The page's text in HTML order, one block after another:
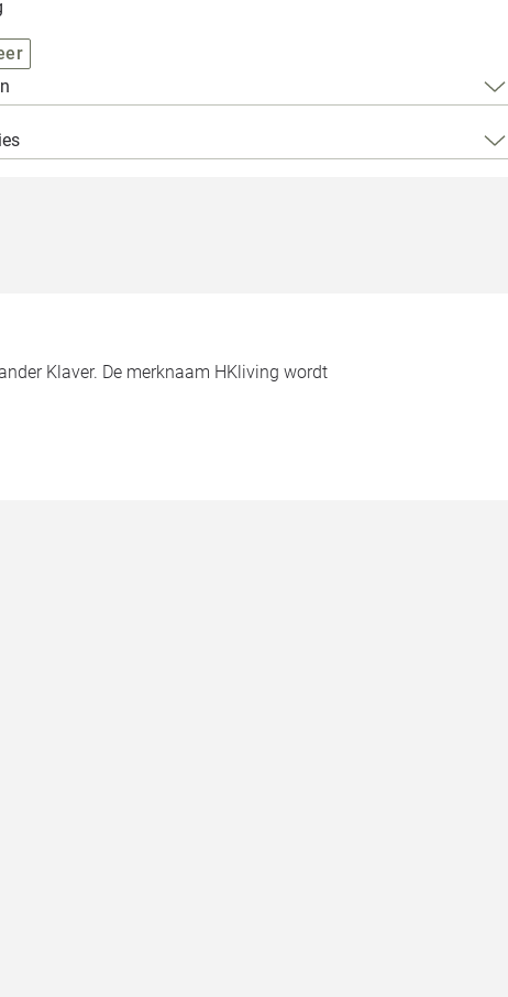
Alle
Klaver. De merknaam HKliving wordt